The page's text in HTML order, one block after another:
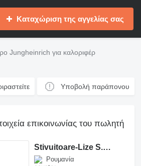
Καταχώριση της αγγελίας σας
Jungheinrich για καλοριφέρ
Υποβολή παράπονου
επικοινωνίας του πωλητή
Stivuitoare-Lize S.R.L.
Ρουμανία